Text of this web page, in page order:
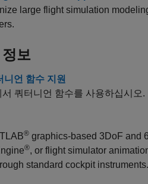
large flight simulation
보
언 함수 지원
서 쿼터니언 함수를 사용하십시오.
® graphics-based 3DoF and
®, or flight simulator
standard cockpit instruments.